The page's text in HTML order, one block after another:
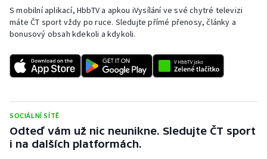
Rychlostní kanoistika
Short track
Sportovní střelba
Triatlon
Veslování
S mobilní aplikací, HbbTV a apkou iVysílání ve své chytré televizi
máte ČT sport vždy po ruce. Sledujte přímé přenosy, články a
bonusový obsah kdekoli a kdykoli.
SOCIÁLNÍ SÍTĚ
Odteď vám už nic neunikne. Sledujte ČT sport
i na dalších platformách.